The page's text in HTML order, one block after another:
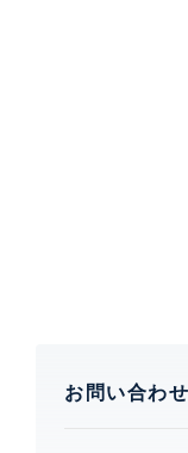
お問い合わせ